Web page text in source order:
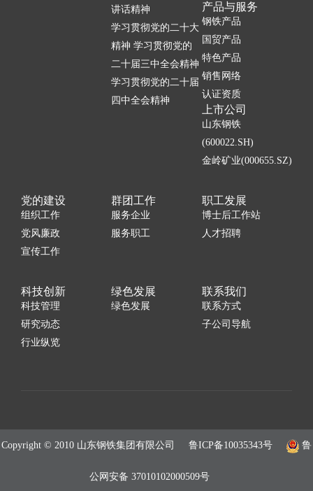
讲话精神
学习贯彻党的二十大
精神 学习贯彻党的
二十届三中全会精神
学习贯彻党的二十届
四中全会精神
产品与服务
钢铁产品
国贸产品
特色产品
销售网络
认证资质
上市公司
山东钢铁
(600022.SH)
金岭矿业(000655.SZ)
党的建设
组织工作
党风廉政
宣传工作
群团工作
服务企业
服务职工
职工发展
博士后工作站
人才招聘
科技创新
科技管理
研究动态
行业纵览
绿色发展
绿色发展
联系我们
联系方式
子公司导航
Copyright © 2010 山东钢铁集团有限公司 鲁ICP备10035343号 鲁
公网安备 37010102000509号